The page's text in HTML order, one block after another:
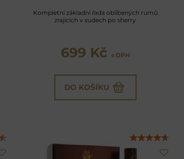
Kompletní základní řada oblíbených rumů
zrajících v sudech po sherry
699 Kč s DPH
DO KOŠÍKU